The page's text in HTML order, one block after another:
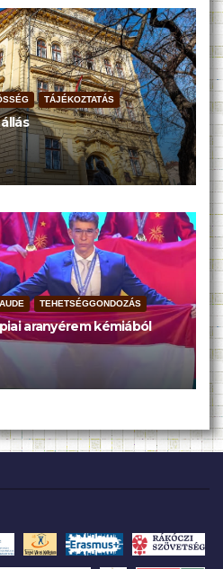
TÁJÉKOZTATÁS
TEHETSÉGGONDOZÁS
aranyérem kémiából